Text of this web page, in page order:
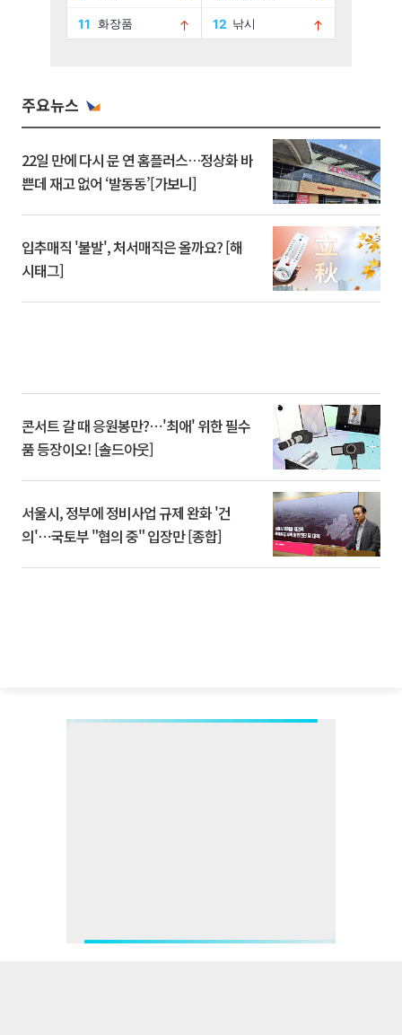
주요뉴스
22일 만에 다시 문 연 홈플러스…정상화 바
쁜데 재고 없어 ‘발동동’[가보니]
입추매직 '불발', 처서매직은 올까요? [해
시태그]
콘서트 갈 때 응원봉만?⋯'최애' 위한 필수
품 등장이오! [솔드아웃]
서울시, 정부에 정비사업 규제 완화 '건
의'⋯국토부 "협의 중" 입장만 [종합]